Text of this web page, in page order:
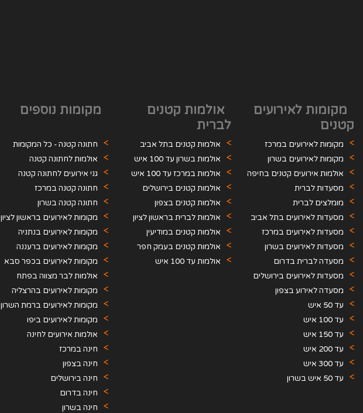
מקומות לאירועים
קטנים
מקומות לאירועים במרכז
מקומות לאירועים בשרון
אולמות אירועים קטנים בחיפה
והצפון
מסעדות לברית
מומלצים לברית
מסעדות לאירועים בתל אביב
מסעדות לאירועים במרכז
מסעדות לאירועים בשרון
מסעדה לברית בדרום
מסעדות לאירועים בירושלים
מסעדה לאירוע בצפון
עד 50 איש
עד 100 איש
עד 150 איש
עד 200 איש
עד 300 איש
עד 50 איש בשרון
אולמות קטנים
לברית
אולמות קטנים בתל אביב
אולמות בשרון עד 100 איש
אולמות במרכז עד 100 איש
אולמות קטנים בירושלים
אולמות קטנים בצפון
אולמות לברית בראשון לציון
אולמות קטנים במודיעין
אולמות קטנים בעמק חפר
אולמות עד 100 איש
מקומות נוספים
חתונה קטנה - כל המקומות
אולמות לחתונה קטנה
גני אירועים לחתונה קטנה
חתונה קטנה במרכז
חתונה קטנה בשרון
מקומות לאירועים בראשון לציון
מקומות לאירועים בנתניה
מקומות לאירועים ברעננה
מקומות לאירועים בכפר סבא
אולמות לבר מצווה בפתח
תקווה
מקומות לאירועים בהרצליה
מקומות לאירועים ברמת השרון
מקומות לאירועים ביפו
אולמות אירועים לחינה
חינה במרכז
חינה בצפון
חינה בירושלים
חינה בדרום
חינה בשרון